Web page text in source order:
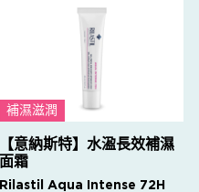
補濕滋潤
【意納斯特】水溋長效補濕
面霜
Rilastil Aqua Intense 72H